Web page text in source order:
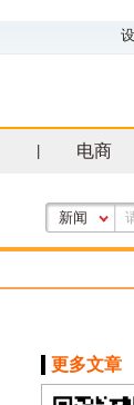
电商
新闻
更多文章